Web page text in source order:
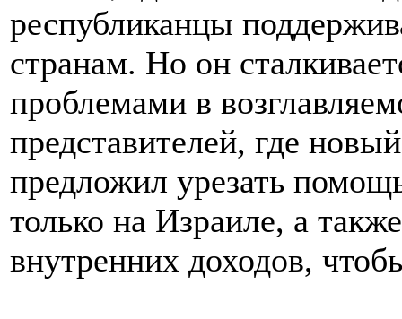
республиканцы
странам. Но он
проблемами в
представителей, где
предложил урезать
только на Израиле, а
внутренних доходов,